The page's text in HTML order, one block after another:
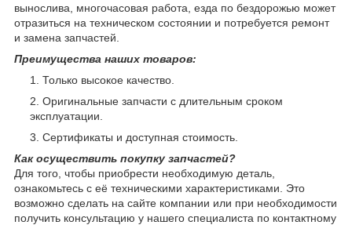
вынослива, многочасовая работа, езда по бездорожью может
отразиться на техническом состоянии и потребуется ремонт
и замена запчастей.
Преимущества наших товаров:
Только высокое качество.
Оригинальные запчасти с длительным сроком
эксплуатации.
Сертификаты и доступная стоимость.
Как осуществить покупку запчастей?
Для того, чтобы приобрести необходимую деталь,
ознакомьтесь с её техническими характеристиками. Это
возможно сделать на сайте компании или при необходимости
получить консультацию у нашего специалиста по контактному